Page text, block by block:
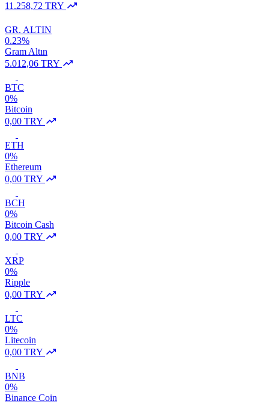
11.258,72 TRY
GR. ALTIN
0.23%
Gram Altın
5.012,06 TRY
BTC
0%
Bitcoin
0,00 TRY
ETH
0%
Ethereum
0,00 TRY
BCH
0%
Bitcoin Cash
0,00 TRY
XRP
0%
Ripple
0,00 TRY
LTC
0%
Litecoin
0,00 TRY
BNB
0%
Binance Coin